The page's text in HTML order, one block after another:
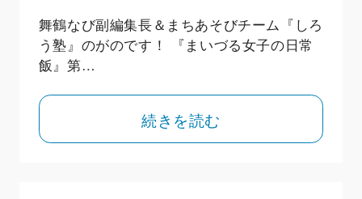
舞鶴なび副編集長＆まちあそびチーム『しろ
う塾』のがのです！ 『まいづる女子の日常
飯』第…
続きを読む